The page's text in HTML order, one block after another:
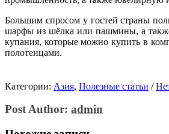
Большим спросом у гостей страны
шарфы из шёлка или пашмины, а
купания, которые можно купить в
полотенцами.
Категории: Азия, Полезные статьи /
Post Author: admin